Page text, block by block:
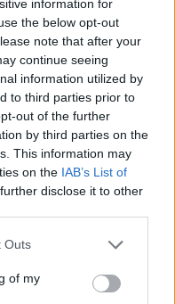
information for
the below opt-out
note that after your
continue seeing
information utilized by
to third parties prior to
out of the further
by third parties on the
This information may
on the IAB’s List of
disclose it to other
Outs
of my